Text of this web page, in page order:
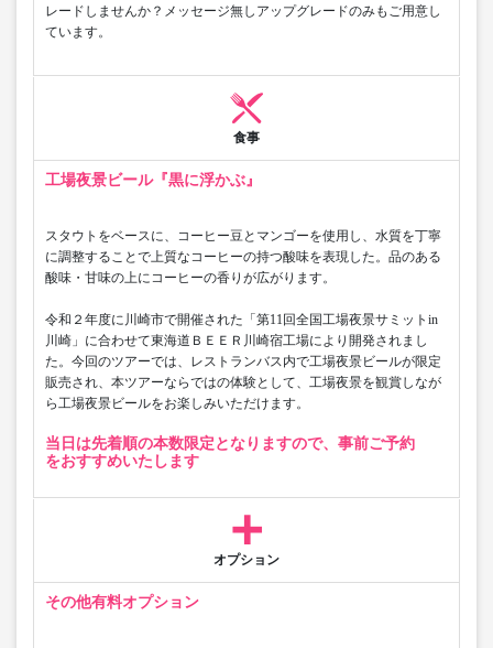
レードしませんか？メッセージ無しアップグレードのみもご用意し
ています。
食事
工場夜景ビール『黒に浮かぶ』
スタウトをベースに、コーヒー豆とマンゴーを使用し、水質を丁寧
に調整することで上質なコーヒーの持つ酸味を表現した。品のある
酸味・甘味の上にコーヒーの香りが広がります。
令和２年度に川崎市で開催された「第11回全国工場夜景サミットin
川崎」に合わせて東海道ＢＥＥＲ川崎宿工場により開発されまし
た。今回のツアーでは、レストランバス内で工場夜景ビールが限定
販売され、本ツアーならではの体験として、工場夜景を観賞しなが
ら工場夜景ビールをお楽しみいただけます。
当日は先着順の本数限定となりますので、事前ご予約
をおすすめいたします
オプション
その他有料オプション